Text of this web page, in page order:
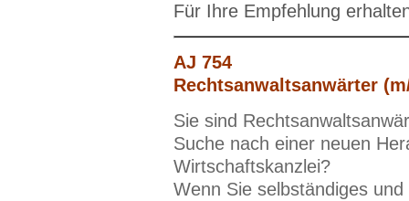
Für Ihre Empfehlung
AJ 754
Rechtsanwaltsanwärter
Sie sind
Suche nach einer neuen
Wirtschaftskanzlei?
Wenn Sie selbständiges